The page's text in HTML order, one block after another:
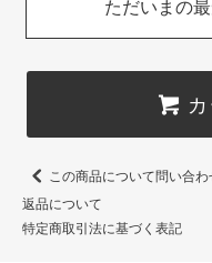
ただいまの
この商品について問い合わ
返品について
特定商取引法に基づく表記